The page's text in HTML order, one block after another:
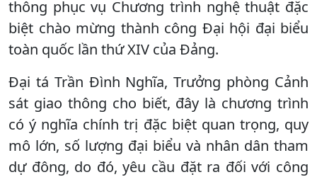
thông phục vụ Chương trình nghệ thuật đặc
biệt chào mừng thành công Đại hội đại biểu
toàn quốc lần thứ XIV của Đảng.
Đại tá Trần Đình Nghĩa, Trưởng phòng Cảnh
sát giao thông cho biết, đây là chương trình
có ý nghĩa chính trị đặc biệt quan trọng, quy
mô lớn, số lượng đại biểu và nhân dân tham
dự đông, do đó, yêu cầu đặt ra đối với công